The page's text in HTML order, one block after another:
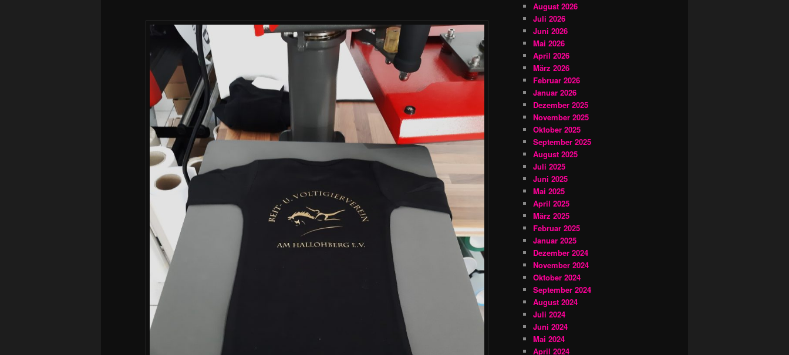
August 2026
Juli 2026
Juni 2026
Mai 2026
April 2026
März 2026
Februar 2026
Januar 2026
Dezember 2025
November 2025
Oktober 2025
September 2025
August 2025
Juli 2025
Juni 2025
Mai 2025
April 2025
März 2025
Februar 2025
Januar 2025
Dezember 2024
November 2024
Oktober 2024
September 2024
August 2024
Juli 2024
Juni 2024
Mai 2024
April 2024